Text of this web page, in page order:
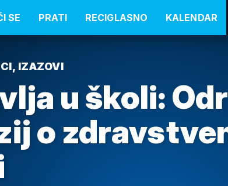
SE PRATI RECIGLASNO KALENDAR
IZAZOVI
u školi:
o